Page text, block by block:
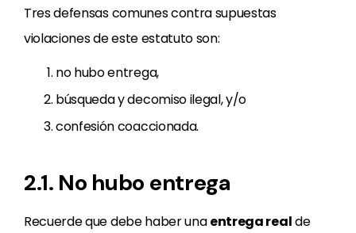
Tres defensas comunes contra supuestas
violaciones de este estatuto son:
no hubo entrega,
búsqueda y decomiso ilegal, y/o
confesión coaccionada.
2.1. No hubo entrega
Recuerde que debe haber unaentrega realde